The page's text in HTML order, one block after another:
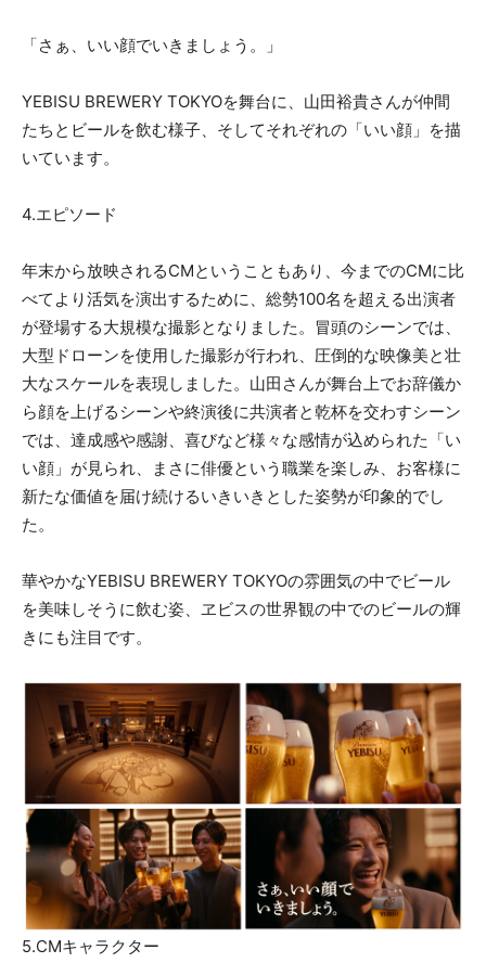
「さぁ、いい顔でいきましょう。」
YEBISU BREWERY TOKYOを舞台に、山田裕貴さんが仲間
たちとビールを飲む様子、そしてそれぞれの「いい顔」を描
いています。
4.エピソード
年末から放映されるCMということもあり、今までのCMに比
べてより活気を演出するために、総勢100名を超える出演者
が登場する大規模な撮影となりました。冒頭のシーンでは、
大型ドローンを使用した撮影が行われ、圧倒的な映像美と壮
大なスケールを表現しました。山田さんが舞台上でお辞儀か
ら顔を上げるシーンや終演後に共演者と乾杯を交わすシーン
では、達成感や感謝、喜びなど様々な感情が込められた「い
い顔」が見られ、まさに俳優という職業を楽しみ、お客様に
新たな価値を届け続けるいきいきとした姿勢が印象的でし
た。
華やかなYEBISU BREWERY TOKYOの雰囲気の中でビール
を美味しそうに飲む姿、ヱビスの世界観の中でのビールの輝
きにも注目です。
5.CMキャラクター